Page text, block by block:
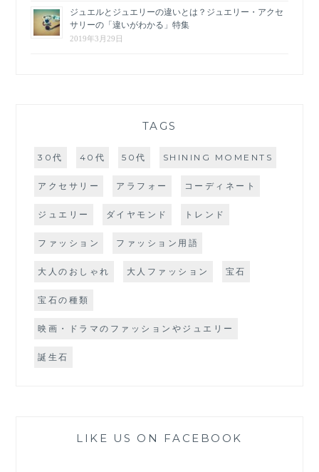
ジュエルとジュエリーの違いとは？ジュエリー・アクセ
サリーの「違いがわかる」特集
2019年3月29日
TAGS
30代 40代 50代 SHINING MOMENTS
アクセサリー アラフォー コーディネート
ジュエリー ダイヤモンド トレンド
ファッション ファッション用語
大人のおしゃれ 大人ファッション 宝石
宝石の種類
映画・ドラマのファッションやジュエリー
誕生石
LIKE US ON FACEBOOK